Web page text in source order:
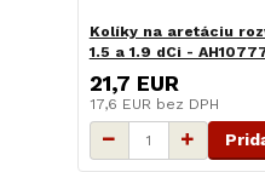
Kolíky na aretáciu
1.5 a 1.9 dCi -
21,7 EUR
17,6 EUR bez DPH